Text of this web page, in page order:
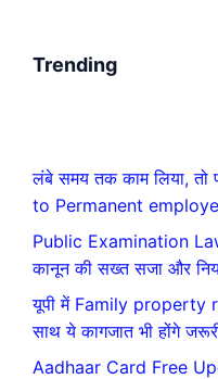
Trending
लंबे समय तक काम लिया, तो
to Permanent
Public Examination
कानून की सख्त सजा और
यूपी में Family property
साथ ये कागजात भी होंगे
Aadhaar Card Free